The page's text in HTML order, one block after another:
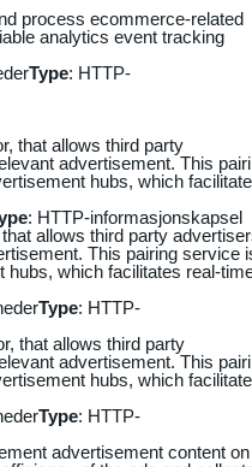
process ecommerce-related
analytics event tracking
Type: HTTP-
that allows third party
advertisement. This
hubs, which
: HTTP-informasjonskapsel
allows third party
This pairing service
hubs, which facilitates real-
Type: HTTP-
that allows third party
advertisement. This
hubs, which
Type: HTTP-
advertisement content on